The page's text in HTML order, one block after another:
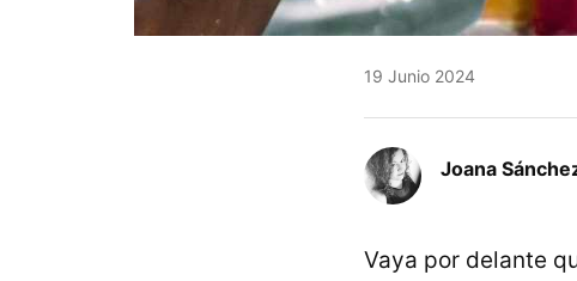
19 Junio 2024
Joana
Vaya por delante